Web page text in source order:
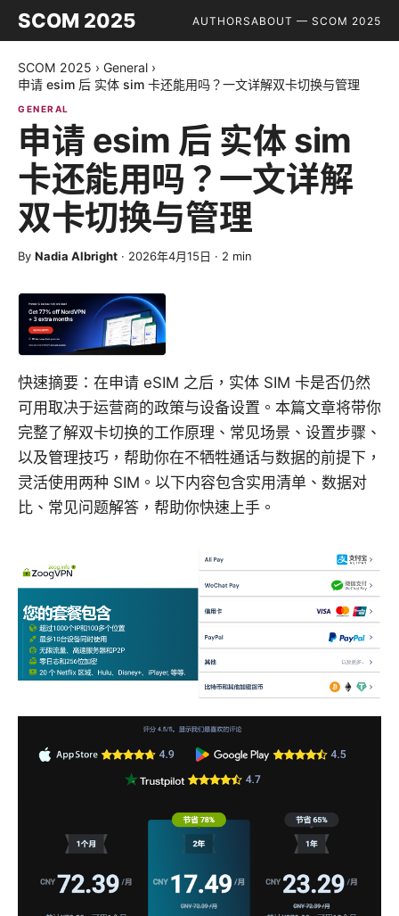
SCOM 2025 AUTHORSABOUT — SCOM 2025
SCOM 2025 › General ›
申请 esim 后 实体 sim 卡还能用吗？一文详解双卡切换与管理
GENERAL
申请 esim 后 实体 sim
卡还能用吗？一文详解
双卡切换与管理
By Nadia Albright · 2026年4月15日 · 2 min
快速摘要：在申请 eSIM 之后，实体 SIM 卡是否仍然
可用取决于运营商的政策与设备设置。本篇文章将带你
完整了解双卡切换的工作原理、常见场景、设置步骤、
以及管理技巧，帮助你在不牺牲通话与数据的前提下，
灵活使用两种 SIM。以下内容包含实用清单、数据对
比、常见问题解答，帮助你快速上手。